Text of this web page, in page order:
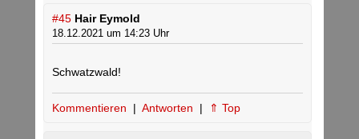
#45 Hair Eymold
18.12.2021 um 14:23 Uhr
Schwatzwald!
Kommentieren | Antworten | ⇑ Top